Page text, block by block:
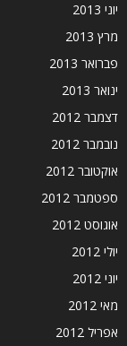
יוני 2013
מרץ 2013
פברואר 2013
ינואר 2013
דצמבר 2012
נובמבר 2012
אוקטובר 2012
ספטמבר 2012
אוגוסט 2012
יולי 2012
יוני 2012
מאי 2012
אפריל 2012